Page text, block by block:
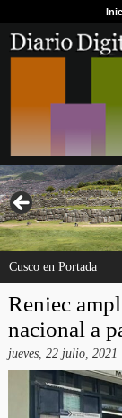
Cusco en Portada
Reniec
nacional a
jueves, 22 julio, 2021